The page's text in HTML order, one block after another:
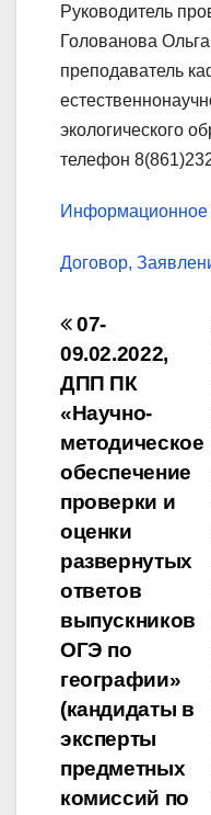
Руководитель
Голованова
преподаватель
экологического
телефон
Информационное
Договор,
по
записям
07-
09.02.2022,
ДПП ПК
«Научно-
методическое
обеспечение
проверки и
оценки
развернутых
ответов
выпускников
ОГЭ по
географии»
(кандидаты в
эксперты
предметных
комиссий по